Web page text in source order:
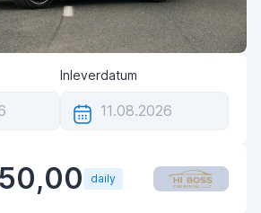
Inleverdatum
daily